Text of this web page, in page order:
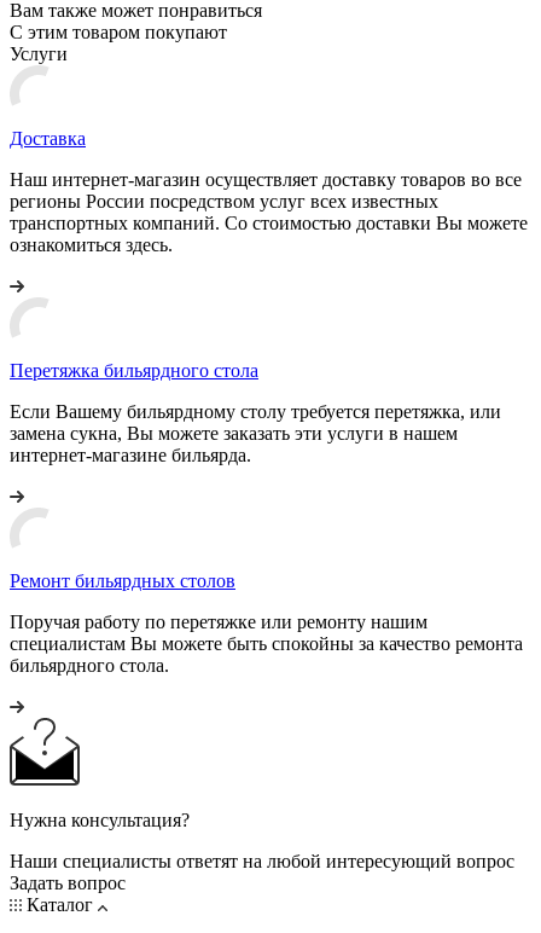
Вам также может понравиться
С этим товаром покупают
Услуги
Доставка
Наш интернет-магазин осуществляет доставку товаров во все
регионы России посредством услуг всех известных
транспортных компаний. Со стоимостью доставки Вы можете
ознакомиться здесь.
Перетяжка бильярдного стола
Если Вашему бильярдному столу требуется перетяжка, или
замена сукна, Вы можете заказать эти услуги в нашем
интернет-магазине бильярда.
Ремонт бильярдных столов
Поручая работу по перетяжке или ремонту нашим
специалистам Вы можете быть спокойны за качество ремонта
бильярдного стола.
Нужна консультация?
Наши специалисты ответят на любой интересующий вопрос
Задать вопрос
Каталог